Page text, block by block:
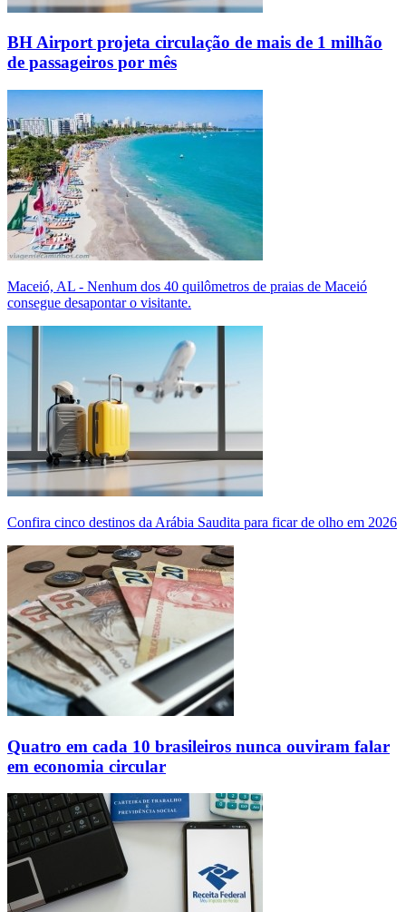
BH Airport projeta circulação de mais de 1 milhão
de passageiros por mês
Maceió, AL - Nenhum dos 40 quilômetros de praias de Maceió
consegue desapontar o visitante.
Confira cinco destinos da Arábia Saudita para ficar de olho em 2026
Quatro em cada 10 brasileiros nunca ouviram falar
em economia circular